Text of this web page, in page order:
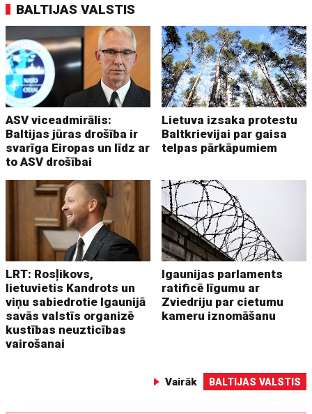
BALTIJAS VALSTIS
ASV viceadmirālis:
Baltijas jūras drošība ir
svarīga Eiropas un līdz ar
to ASV drošībai
Lietuva izsaka protestu
Baltkrievijai par gaisa
telpas pārkāpumiem
LRT: Rosļikovs,
lietuvietis Kandrots un
viņu sabiedrotie Igaunijā
savās valstīs organizē
kustības neuzticības
vairošanai
Igaunijas parlaments
ratificē līgumu ar
Zviedriju par cietumu
kameru iznomāšanu
Vairāk BALTIJAS VALSTIS